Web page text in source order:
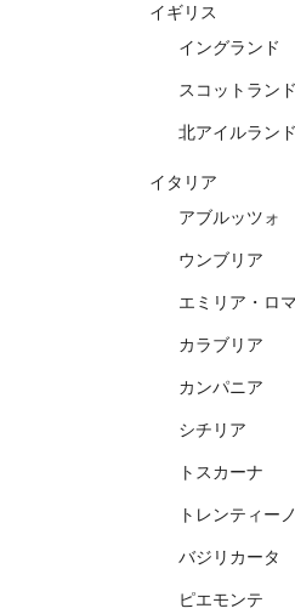
イギリス
イングランド
スコットランド
北アイルランド
イタリア
アブルッツォ
ウンブリア
エミリア・ロ
カラブリア
カンパニア
シチリア
トスカーナ
トレンティー
バジリカータ
ピエモンテ